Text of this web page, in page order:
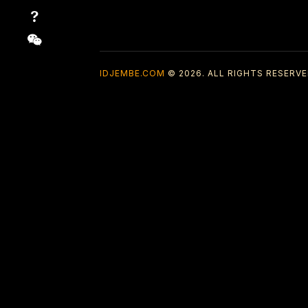
IDJEMBE.COM © 2026. ALL RIGHTS